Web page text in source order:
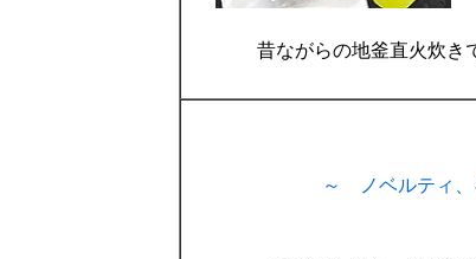
昔ながらの地釜直火炊き
～ ノベルティ